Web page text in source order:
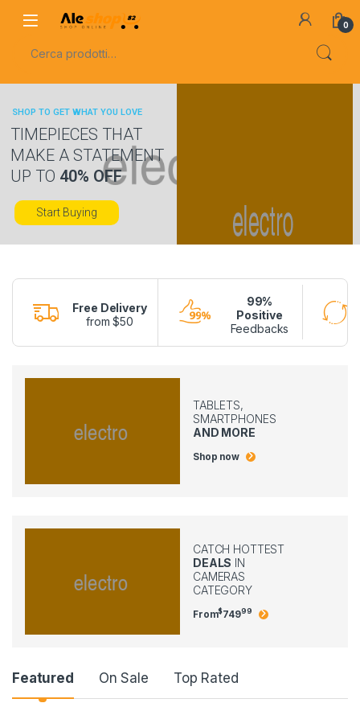
0
TIMEPIECES THAT
MAKE A STATEMENT
UP TO 40% OFF
Start Buying
SHOP TO GET WHAT YOU LOVE
Free Delivery
from $50
99%
Positive
Feedbacks
TABLETS,
SMARTPHONES
AND MORE
Shop now
CATCH HOTTEST
DEALS IN
CAMERAS
CATEGORY
From$74999
Product Carousel Tabs
Featured On Sale Top Rated